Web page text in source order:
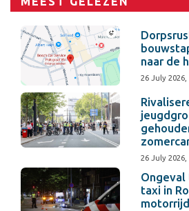
naar de
26 July 2026,
26 July 2026,
Ongeval
taxi in